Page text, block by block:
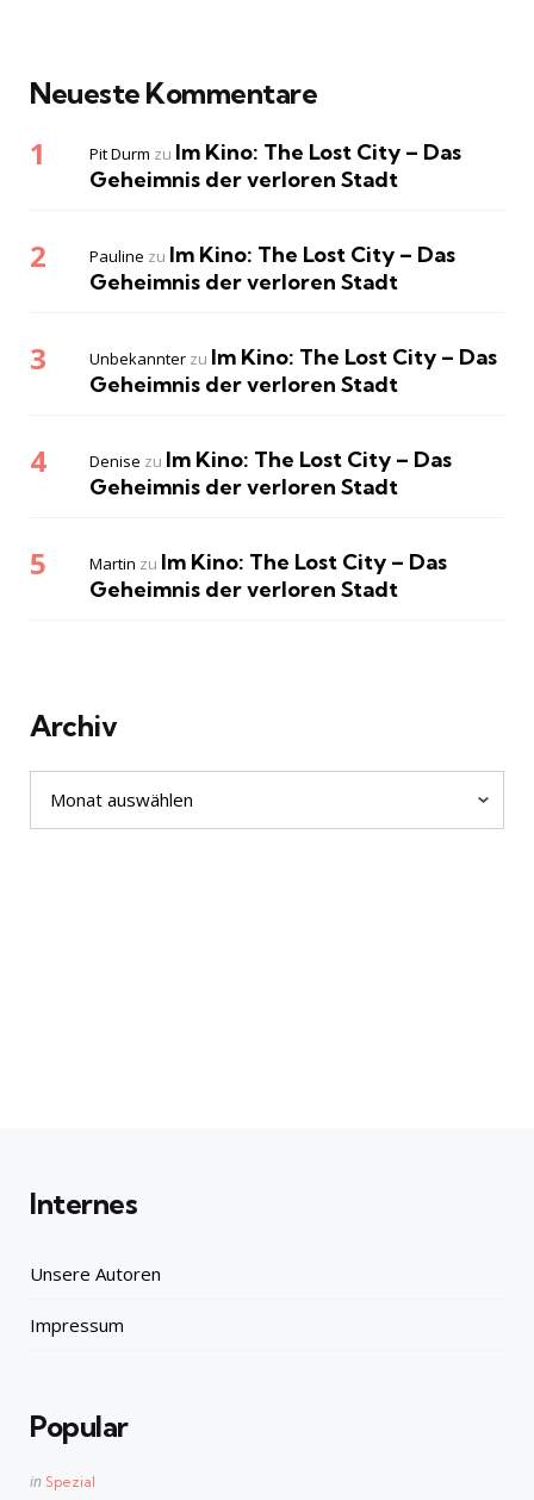
Neueste Kommentare
Pit Durm zu Im Kino: The Lost City – Das
Geheimnis der verloren Stadt
Pauline zu Im Kino: The Lost City – Das
Geheimnis der verloren Stadt
Unbekannter zu Im Kino: The Lost City – Das
Geheimnis der verloren Stadt
Denise zu Im Kino: The Lost City – Das
Geheimnis der verloren Stadt
Martin zu Im Kino: The Lost City – Das
Geheimnis der verloren Stadt
Archiv
Archiv
Internes
Unsere Autoren
Impressum
Popular
Posted
in Spezial